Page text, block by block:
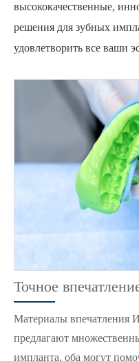
высококачественные,
решения для зубных
удовлетворить все ваши
Точное
Материалы
предлагают
импланта, оба могут